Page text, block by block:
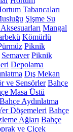
Tabancaları
Şişme Su
Mangal
Kömürlü
Piknik
Semaver Piknik
Depolama
Dış Mekan
ve Sensörler Bahçe
Masa Üstü
Bahçe Aydınlatma
Döşemeleri Bahçe
Ağları Bahçe
ve Çiçek